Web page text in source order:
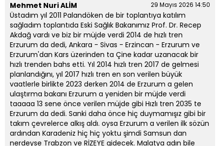
Mehmet Nuri ALİM 29 Mayıs 2026 14:50
Üstadım yıl 2011 Palandöken de bir toplantıya katılım
sağladım toplantıda Eski Sağlık Bakanımız Prof. Dr. Recep
Akdağ vardı ve biz bir müjde verdi 2014 de hızlı tren
Erzurum da dedi, Ankara - Sivas - Erzincan - Erzurum ve
Erzurum'dan Kars üzerinden ta Çine kadar uzanacak bir
hızlı trenden bahs etti. Yıl 2014 hızlı tren 2017 de gelmesi
planlandığını, yıl 2017 hızlı tren en son verilen büyük
vaatlerle birlikte 2023 derken 2014 de Erzurum a gelen
ulaştırma bakanı Erzurum a yeniden bir müjde verdi
taaaaa 13 sene önce verilen müjde gibi Hızlı tren 2035 te
Erzurum da dedi. Sanki daha önce hiç duymamışız gibi bir
takım çevrelerce alkış aldı. oysa Erzurum a verilen ilk sözün
ardından Karadeniz hiç hiç yoktu şimdi Samsun dan
nerdeyse Trabzon ve RİZEYE gidecek. Malatya adın bile